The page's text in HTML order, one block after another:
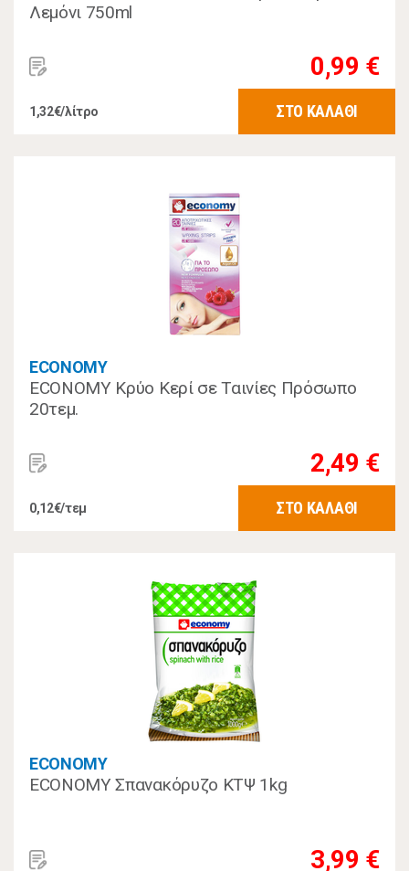
Λεμόνι 750ml
0,99 €
1,32€/λίτρο ΣΤΟ ΚΑΛΑΘΙ
ECONOMY
ECONOMY Κρύο Κερί σε Ταινίες Πρόσωπο
20τεμ.
2,49 €
0,12€/τεμ ΣΤΟ ΚΑΛΑΘΙ
ECONOMY
ECONOMY Σπανακόρυζο ΚΤΨ 1kg
3,99 €